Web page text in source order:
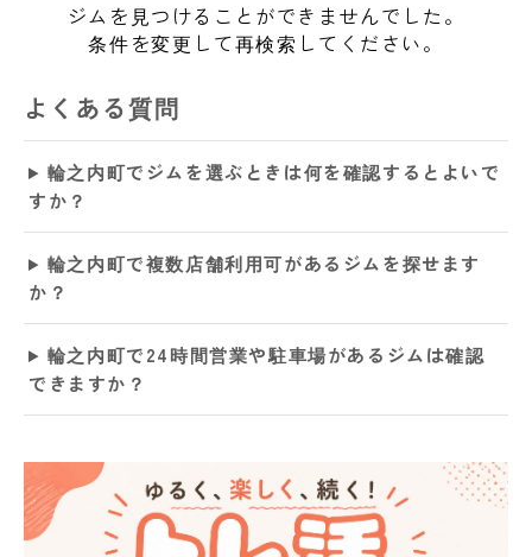
ジムを見つけることができませんでした。
条件を変更して再検索してください。
よくある質問
輪之内町でジムを選ぶときは何を確認するとよいで
すか？
輪之内町で複数店舗利用可があるジムを探せます
か？
輪之内町で24時間営業や駐車場があるジムは確認
できますか？